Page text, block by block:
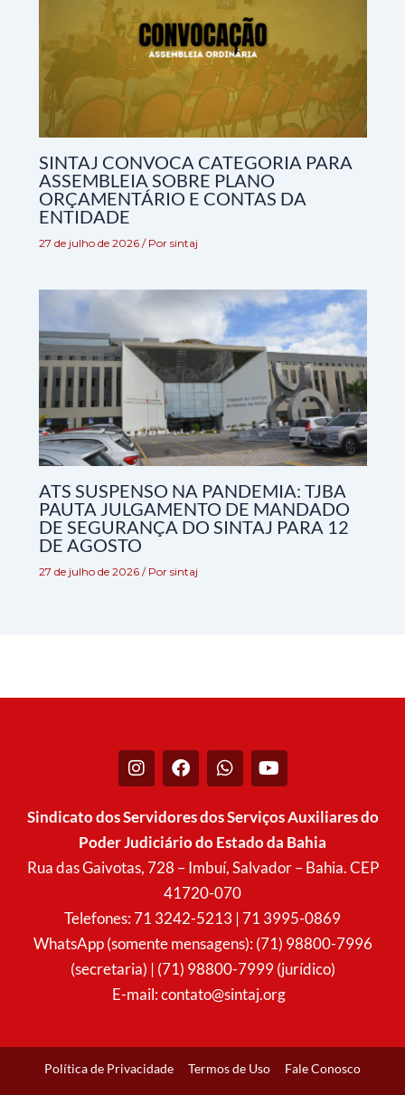
SINTAJ CONVOCA CATEGORIA PARA
ASSEMBLEIA SOBRE PLANO
ORÇAMENTÁRIO E CONTAS DA
ENTIDADE
27 de julho de 2026 / Por sintaj
ATS SUSPENSO NA PANDEMIA: TJBA
PAUTA JULGAMENTO DE MANDADO
DE SEGURANÇA DO SINTAJ PARA 12
DE AGOSTO
27 de julho de 2026 / Por sintaj
I
n
t
g
r
F
a
e
b
o
o
k
W
h
t
a
p
p
Y
o
t
u
b
e
Sindicato dos Servidores dos Serviços Auxiliares do
Poder Judiciário do Estado da Bahia
Rua das Gaivotas, 728 – Imbuí, Salvador – Bahia. CEP
41720-070
Telefones: 71 3242-5213 | 71 3995-0869
WhatsApp (somente mensagens): (71) 98800-7996
(secretaria) | (71) 98800-7999 (jurídico)
E-mail:contato@sintaj.org
Política de Privacidade Termos de Uso Fale Conosco